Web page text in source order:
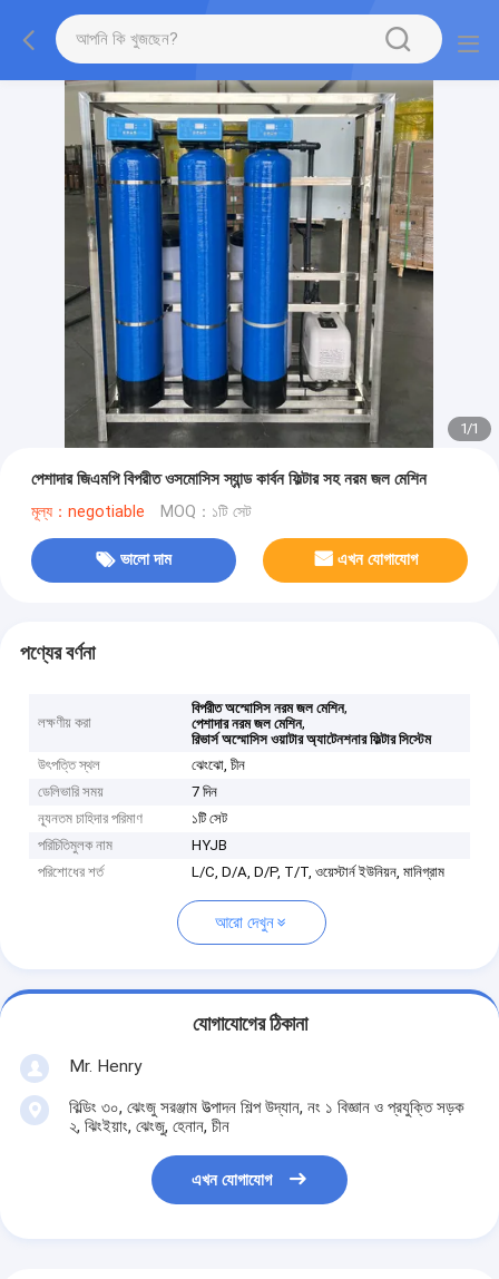
1/1
পেশাদার জিএমপি বিপরীত ওসমোসিস স্যান্ড কার্বন ফিল্টার সহ নরম জল মেশিন
মূল্য：negotiable MOQ：১টি সেট
ভালো দাম এখন যোগাযোগ
পণ্যের বর্ণনা
লক্ষণীয় করা
বিপরীত অস্মোসিস নরম জল মেশিন,
পেশাদার নরম জল মেশিন,
রিভার্স অস্মোসিস ওয়াটার অ্যাটেনশনার ফিল্টার সিস্টেম
উৎপত্তি স্থল
ঝেংঝো, চীন
ডেলিভারি সময়
7 দিন
ন্যূনতম চাহিদার পরিমাণ
১টি সেট
পরিচিতিমুলক নাম
HYJB
পরিশোধের শর্ত
L/C, D/A, D/P, T/T, ওয়েস্টার্ন ইউনিয়ন, মানিগ্রাম
আরো দেখুন
যোগাযোগের ঠিকানা
Mr. Henry
বিল্ডিং ৩০, ঝেংজু সরঞ্জাম উত্পাদন শিল্প উদ্যান, নং ১ বিজ্ঞান ও প্রযুক্তি সড়ক
২, ঝিংইয়াং, ঝেংজু, হেনান, চীন
এখন যোগাযোগ